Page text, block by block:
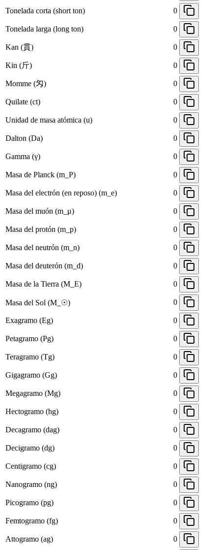
Tonelada corta (short ton) 0
Tonelada larga (long ton) 0
Kan (貫) 0
Kin (斤) 0
Momme (匁) 0
Quilate (ct) 0
Unidad de masa atómica (u) 0
Dalton (Da) 0
Gamma (γ) 0
Masa de Planck (m_P) 0
Masa del electrón (en reposo) (m_e) 0
Masa del muón (m_μ) 0
Masa del protón (m_p) 0
Masa del neutrón (m_n) 0
Masa del deuterón (m_d) 0
Masa de la Tierra (M_E) 0
Masa del Sol (M_☉) 0
Exagramo (Eg) 0
Petagramo (Pg) 0
Teragramo (Tg) 0
Gigagramo (Gg) 0
Megagramo (Mg) 0
Hectogramo (hg) 0
Decagramo (dag) 0
Decigramo (dg) 0
Centigramo (cg) 0
Nanogramo (ng) 0
Picogramo (pg) 0
Femtogramo (fg) 0
Attogramo (ag) 0